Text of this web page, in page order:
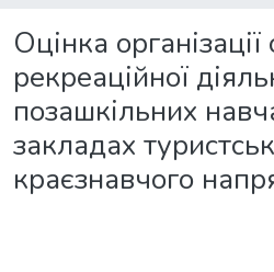
Оцінка
рекреаційної
позашкільних
закладах
краєзнавчого